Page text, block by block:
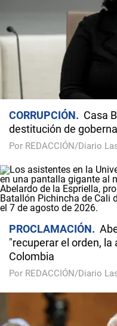
CORRUPCIÓN
Casa
destitución de
Por REDACCIÓN/Diario
PROCLAMACIÓN
"recuperar el orden,
Colombia
Por REDACCIÓN/Diario